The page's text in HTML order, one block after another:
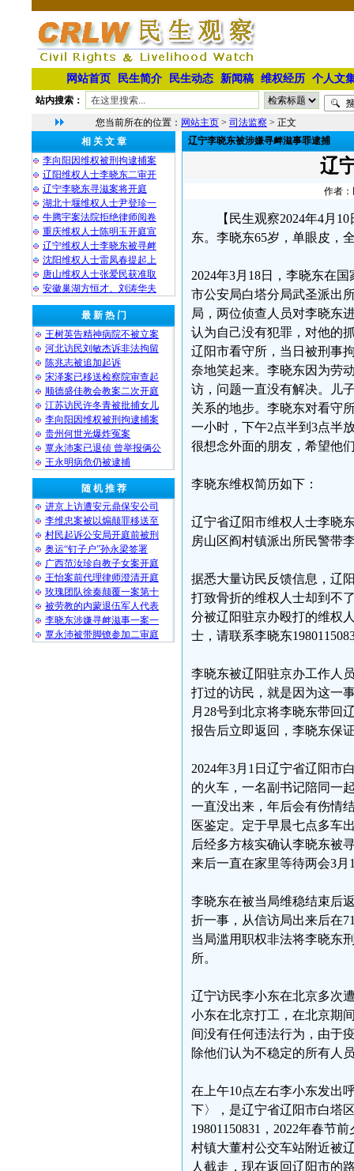
网站首页 民生简介 民生动态 新闻稿 维权经历 个人文
站内搜索：
您当前所在的位置： 网站主页 > 司法监察 > 正文
相 关 文 章
李向阳因维权被刑拘逮捕案
辽阳维权人士李晓东二审开
辽宁李晓东寻滋案将开庭
湖北十堰维权人士尹登珍一
牛腾宇案法院拒绝律师阅卷
重庆维权人士陈明玉开庭宣
辽宁维权人士李晓东被寻衅
沈阳维权人士雷凤春提起上
唐山维权人士张爱民获准取
安徽巢湖方恒才、刘涛华夫
最 新 热 门
王树英告精神病院不被立案
河北访民刘敏杰诉非法拘留
陈兆志被追加起诉
宋泽案已移送检察院审查起
顺德盛佳教会教案二次开庭
江苏访民许冬青被批捕女儿
李向阳因维权被刑拘逮捕案
贵州何世光爆炸冤案
覃永沛案已退侦 曾举报俩公
王永明病危仍被逮捕
随 机 推 荐
进京上访遭安元鼎保安公司
李维忠案被以煽颠罪移送至
村民起诉公安局开庭前被刑
奥运“钉子户”孙永梁签署
广西范汝珍自教子女案开庭
王怡案前代理律师澄清开庭
玫瑰团队徐秦颠覆一案第十
被劳教的内蒙退伍军人代表
李晓东涉嫌寻衅滋事一案一
覃永沛被带脚镣参加二审庭
辽宁李晓东被涉嫌寻衅滋事罪逮捕
辽
作者：
【民生观察2024年4月
东。李晓东65岁，单眼皮，
2024年3月18日，李晓东在
市公安局白塔分局武圣派出
局，两位侦查人员对李晓东
认为自己没有犯罪，对他的
辽阳市看守所，当日被刑事
奈地笑起来。李晓东因为劳
访，问题一直没有解决。儿
关系的地步。李晓东对看守
一小时，下午2点半到3点半
很想念外面的朋友，希望他
李晓东维权简历如下：
辽宁省辽阳市维权人士李晓
房山区阎村镇派出所民警带
据悉大量访民反馈信息，辽
打致骨折的维权人士却到不
分被辽阳驻京办殴打的维权
士，请联系李晓东
李晓东被辽阳驻京办工作人
打过的访民，就是因为这一
月28号到北京将李晓东带回
报告后立即返回，李晓东保
2024年3月1日辽宁省辽阳市
的火车，一名副书记陪同一
一直没出来，年后会有伤情
医鉴定。定于早晨七点多车
后经多方核实确认李晓东被
来后一直在家里等待两会3月
李晓东在被当局维稳结束后
折一事，从信访局出来后在
当局滥用职权非法将李晓东
所。
辽宁访民李小东在北京多次
小东在北京打工，在北京期
间没有任何违法行为，由于
除他们认为不稳定的所有人
在上午10点左右李小东发出
下〉，是辽宁省辽阳市白塔
19801150831，2022年春节
村镇大董村公交车站附近被
人截走，现在返回辽阳市的